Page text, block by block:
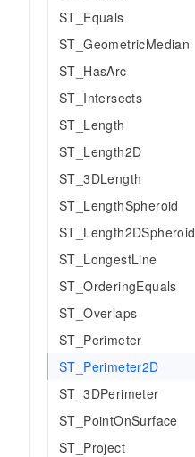
ST_Equals
ST_GeometricMedian
ST_HasArc
ST_Intersects
ST_Length
ST_Length2D
ST_3DLength
ST_LengthSpheroid
ST_Length2DSpheroid
ST_LongestLine
ST_OrderingEquals
ST_Overlaps
ST_Perimeter
ST_Perimeter2D
ST_3DPerimeter
ST_PointOnSurface
ST_Project